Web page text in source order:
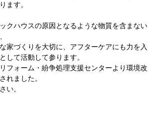
ます。
クハウスの原因となるような物質を含まない
家づくりを大切に、アフターケアにも力を入
して活動して参ります。
フォーム・紛争処理支援センターより環境改
れました。
い。